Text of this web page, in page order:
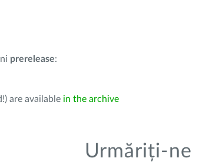
prerelease:
are available in the archive
Urmăriți-ne